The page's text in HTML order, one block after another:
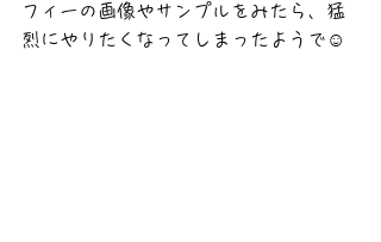
フィーの画像やサンプルをみたら、猛
烈にやりたくなってしまったようで☺️